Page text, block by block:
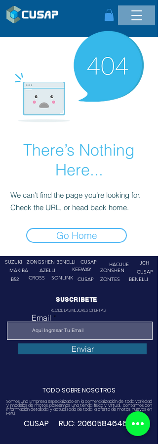
There’s Nothing
Here...
We can’t find the page you’re looking for.
Check the URL, or head back home.
Go Home
SUZUKI
ZONGSHEN
MAKIBA
AZELLI
BENELLI
CUSAP
KEEWAY
B52
CROSS SONLINK CUSAP
HAOJUE
JCH
ZONSHEN
ZONTES
CUSAP
BENELLI
SUSCRIBETE
RECIBE LAS MEJORES OFERTAS
Email
Enviar
TODO SOBRE NOSOTROS
Somos Una Empresa especializado en la comercialización de toda variedad
y modelos de motos, poseemos una tienda física y virtual. contamos con
información detallada y actualizada de toda la oferta de motos nuevas en
Perú.
CUSAP RUC:20605846468